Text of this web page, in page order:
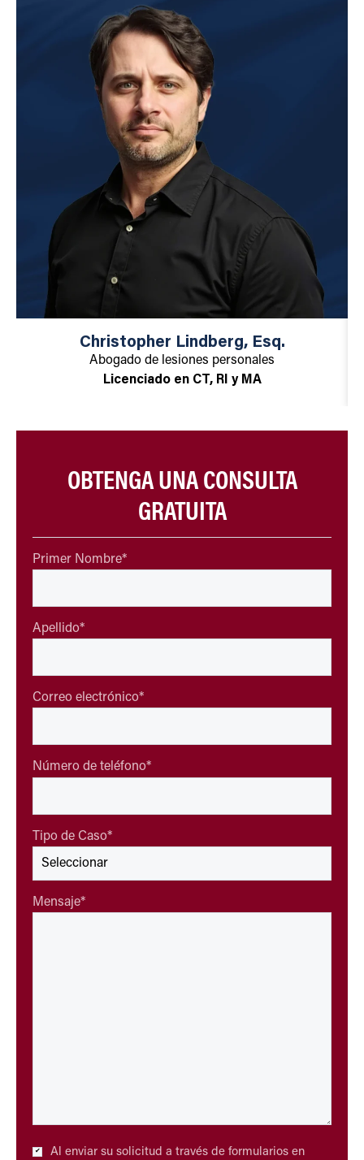
Christopher Lindberg, Esq.
Abogado de lesiones personales
Licenciado en CT, RI y MA
OBTENGA UNA CONSULTA
GRATUITA
Primer Nombre*
Apellido*
Correo electrónico*
Número de teléfono*
Tipo de Caso*
Mensaje*
Checkbox*
Al enviar su solicitud a través de formularios en